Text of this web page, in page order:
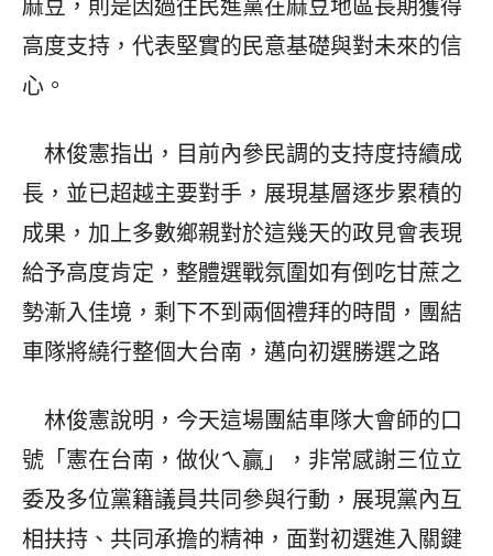
麻豆，則是因過往民進黨在麻豆地區長期獲得
高度支持，代表堅實的民意基礎與對未來的信
心。
林俊憲指出，目前內參民調的支持度持續成
長，並已超越主要對手，展現基層逐步累積的
成果，加上多數鄉親對於這幾天的政見會表現
給予高度肯定，整體選戰氛圍如有倒吃甘蔗之
勢漸入佳境，剩下不到兩個禮拜的時間，團結
車隊將繞行整個大台南，邁向初選勝選之路
林俊憲說明，今天這場團結車隊大會師的口
號「憲在台南，做伙ㄟ贏」，非常感謝三位立
委及多位黨籍議員共同參與行動，展現黨內互
相扶持、共同承擔的精神，面對初選進入關鍵